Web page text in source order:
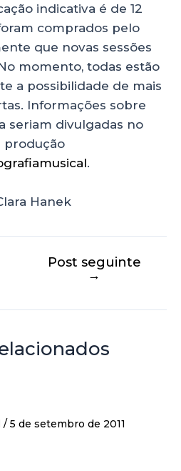
indicativa é de 12
comprados pelo
que novas sessões
momento, todas estão
a possibilidade de mais
Informações sobre
seriam divulgadas no
produção
.
Hanek
Post seguinte
→
/ 5 de setembro de 2011